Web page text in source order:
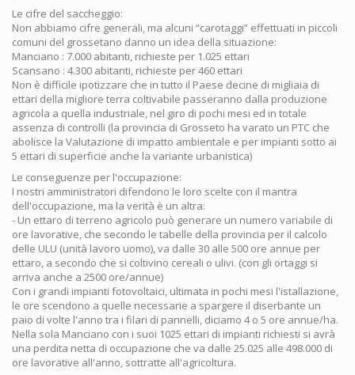
Le cifre del saccheggio:
Non abbiamo cifre generali, ma alcuni “carotaggi” effettuati in piccoli
comuni del grossetano danno un idea della situazione:
Manciano : 7.000 abitanti, richieste per 1.025 ettari
Scansano : 4.300 abitanti, richieste per 460 ettari
Non è difficile ipotizzare che in tutto il Paese decine di migliaia di
ettari della migliore terra coltivabile passeranno dalla produzione
agricola a quella industriale, nel giro di pochi mesi ed in totale
assenza di controlli (la provincia di Grosseto ha varato un PTC che
abolisce la Valutazione di impatto ambientale e per impianti sotto ai
5 ettari di superficie anche la variante urbanistica)
Le conseguenze per l'occupazione:
I nostri amministratori difendono le loro scelte con il mantra
dell'occupazione, ma la verità è un altra:
- Un ettaro di terreno agricolo può generare un numero variabile di
ore lavorative, che secondo le tabelle della provincia per il calcolo
delle ULU (unità lavoro uomo), va dalle 30 alle 500 ore annue per
ettaro, a secondo che si coltivino cereali o ulivi. (con gli ortaggi si
arriva anche a 2500 ore/annue)
Con i grandi impianti fotovoltaici, ultimata in pochi mesi l'istallazione,
le ore scendono a quelle necessarie a spargere il diserbante un
paio di volte l'anno tra i filari di pannelli, diciamo 4 o 5 ore annue/ha.
Nella sola Manciano con i suoi 1025 ettari di impianti richiesti si avrà
una perdita netta di occupazione che va dalle 25.025 alle 498.000 di
ore lavorative all'anno, sottratte all'agricoltura.